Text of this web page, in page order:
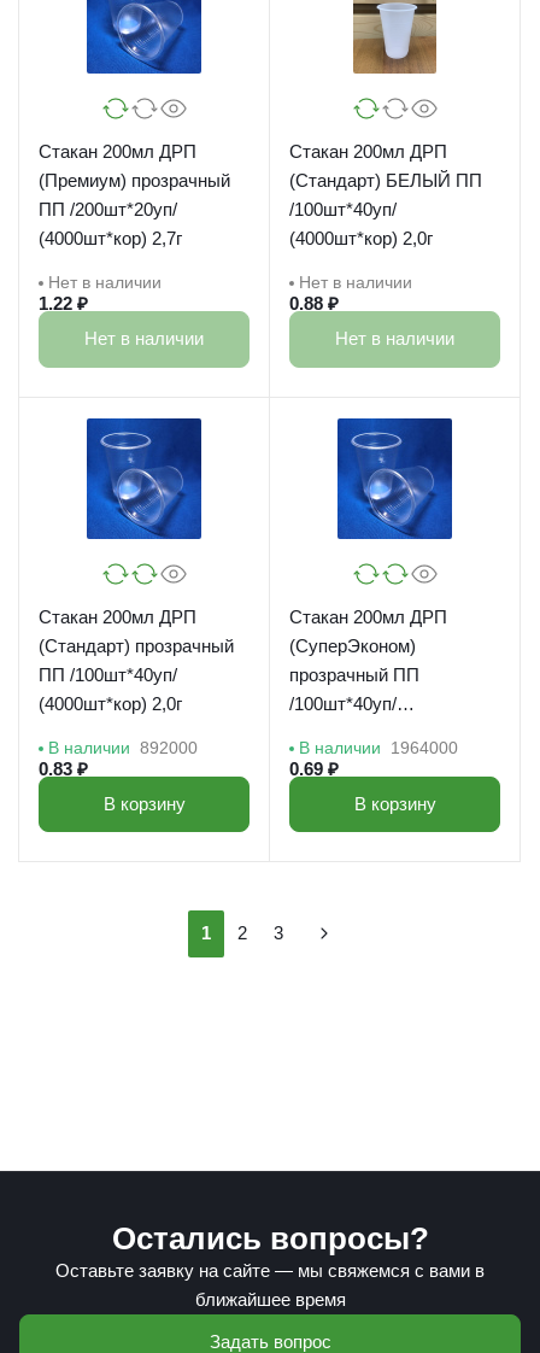
Стакан 200мл ДРП
(Премиум) прозрачный
ПП /200шт*20уп/
(4000шт*кор) 2,7г
Нет в наличии
1.22 ₽
Нет в наличии
Стакан 200мл ДРП
(Стандарт) БЕЛЫЙ ПП
/100шт*40уп/
(4000шт*кор) 2,0г
Нет в наличии
0.88 ₽
Нет в наличии
Стакан 200мл ДРП
(Стандарт) прозрачный
ПП /100шт*40уп/
(4000шт*кор) 2,0г
В наличии 892000
0.83 ₽
В корзину
Стакан 200мл ДРП
(СуперЭконом)
прозрачный ПП
/100шт*40уп/
В наличии 1964000
0.69 ₽
В корзину
1 2 3
Остались вопросы?
Оставьте заявку на сайте — мы свяжемся с вами в
ближайшее время
Задать вопрос